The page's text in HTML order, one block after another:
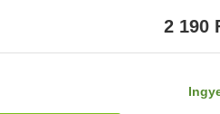
2 190